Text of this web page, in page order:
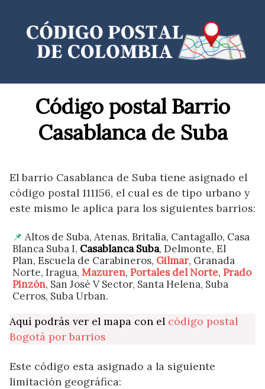
contenido
Código postal Barrio
Casablanca de Suba
El barrio Casablanca de Suba tiene asignado el
código postal 111156, el cual es de tipo urbano y
este mismo le aplica para los siguientes barrios:
Altos de Suba, Atenas, Britalia, Cantagallo, Casa
Blanca Suba I, Casablanca Suba, Delmonte, El
Plan, Escuela de Carabineros, Gilmar, Granada
Norte, Iragua, Mazuren, Portales del Norte, Prado
Pinzón, San José V Sector, Santa Helena, Suba
Cerros, Suba Urban.
Aquí podrás ver el mapa con el código postal
Bogotá por barrios
Este código esta asignado a la siguiente
limitación geográfica: